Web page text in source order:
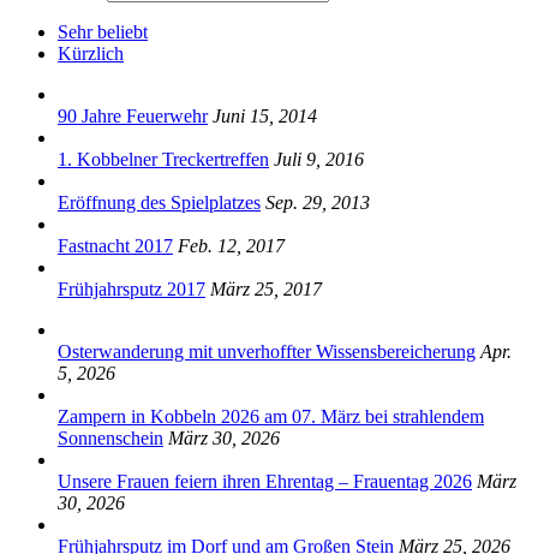
Sehr beliebt
Kürzlich
90 Jahre Feuerwehr Juni 15, 2014
1. Kobbelner Treckertreffen Juli 9, 2016
Eröffnung des Spielplatzes Sep. 29, 2013
Fastnacht 2017 Feb. 12, 2017
Frühjahrsputz 2017 März 25, 2017
Osterwanderung mit unverhoffter Wissensbereicherung Apr.
5, 2026
Zampern in Kobbeln 2026 am 07. März bei strahlendem
Sonnenschein März 30, 2026
Unsere Frauen feiern ihren Ehrentag – Frauentag 2026 März
30, 2026
Frühjahrsputz im Dorf und am Großen Stein März 25, 2026